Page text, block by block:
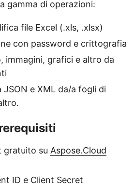
gamma di operazioni:
file Excel (.xls, .xlsx)
con password e crittografia
immagini, grafici e altro da
e XML da/a fogli di
gratuito su Aspose.Cloud
ID e Client Secret